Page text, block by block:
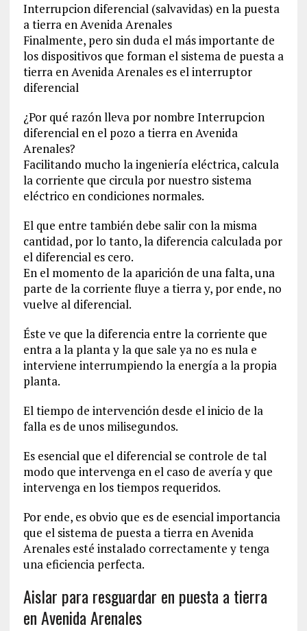
Interrupcion diferencial (salvavidas) en la puesta
a tierra en Avenida Arenales
Finalmente, pero sin duda el más importante de
los dispositivos que forman el sistema de puesta a
tierra en Avenida Arenales es el interruptor
diferencial
¿Por qué razón lleva por nombre Interrupcion
diferencial en el pozo a tierra en Avenida
Arenales?
Facilitando mucho la ingeniería eléctrica, calcula
la corriente que circula por nuestro sistema
eléctrico en condiciones normales.
El que entre también debe salir con la misma
cantidad, por lo tanto, la diferencia calculada por
el diferencial es cero.
En el momento de la aparición de una falta, una
parte de la corriente fluye a tierra y, por ende, no
vuelve al diferencial.
Éste ve que la diferencia entre la corriente que
entra a la planta y la que sale ya no es nula e
interviene interrumpiendo la energía a la propia
planta.
El tiempo de intervención desde el inicio de la
falla es de unos milisegundos.
Es esencial que el diferencial se controle de tal
modo que intervenga en el caso de avería y que
intervenga en los tiempos requeridos.
Por ende, es obvio que es de esencial importancia
que el sistema de puesta a tierra en Avenida
Arenales esté instalado correctamente y tenga
una eficiencia perfecta.
Aislar para resguardar en puesta a tierra
en Avenida Arenales